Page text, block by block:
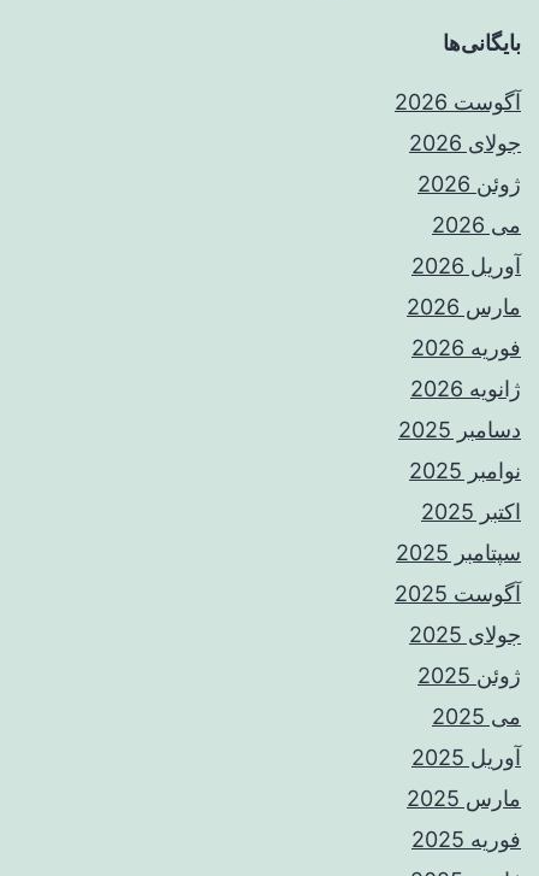
بایگانی‌ها
آگوست 2026
جولای 2026
ژوئن 2026
می 2026
آوریل 2026
مارس 2026
فوریه 2026
ژانویه 2026
دسامبر 2025
نوامبر 2025
اکتبر 2025
سپتامبر 2025
آگوست 2025
جولای 2025
ژوئن 2025
می 2025
آوریل 2025
مارس 2025
فوریه 2025